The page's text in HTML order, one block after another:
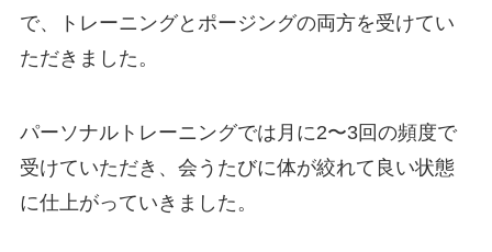
で、トレーニングとポージングの両方を受けてい
ただきました。
パーソナルトレーニングでは月に2〜3回の頻度で
受けていただき、会うたびに体が絞れて良い状態
に仕上がっていきました。